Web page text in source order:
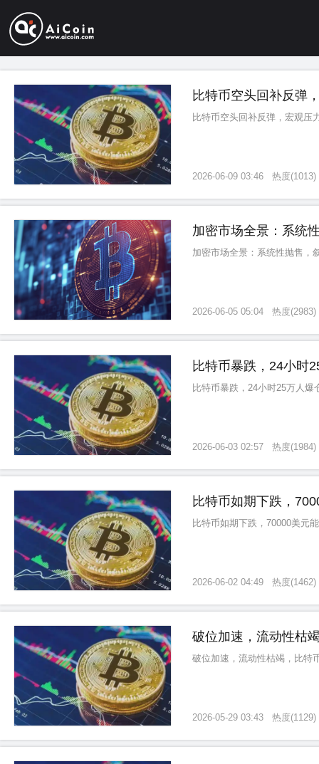
比特币空头回补反弹
比特币空头回补反弹，宏观压
2026-06-09 03:46 热度(1013)
加密市场全景：系统
加密市场全景：系统性抛售，
2026-06-05 05:04 热度(2983)
比特币暴跌，24小时
比特币暴跌，24小时25万人爆
2026-06-03 02:57 热度(1984)
比特币如期下跌，
比特币如期下跌，70000美元
2026-06-02 04:49 热度(1462)
破位加速，流动性枯
破位加速，流动性枯竭，比特
2026-05-29 03:43 热度(1129)